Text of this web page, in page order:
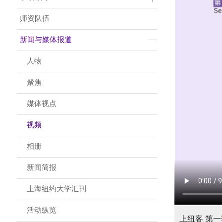
师资队伍
新闻与媒体报道
人物
聚焦
媒体视点
视频
相册
新闻简报
上海纽约大学汇刊
活动纵览
上纽客 第